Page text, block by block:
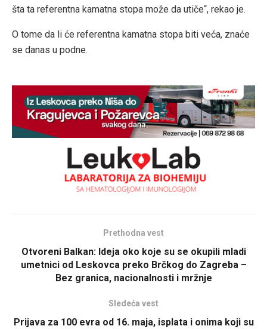
šta ta referentna kamatna stopa može da utiče“, rekao je.
O tome da li će referentna kamatna stopa biti veća, znaće
se danas u podne.
Prethodna vest
Otvoreni Balkan: Ideja oko koje su se okupili mladi
umetnici od Leskovca preko Brčkog do Zagreba –
Bez granica, nacionalnosti i mržnje
Sledeća vest
Prijava za 100 evra od 16. maja, isplata i onima koji su